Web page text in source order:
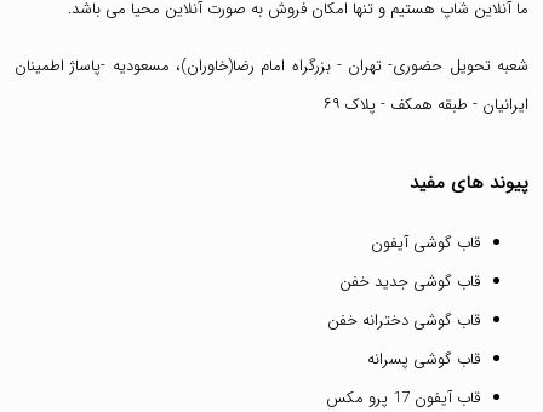
ما آنلاین شاپ هستیم و تنها امکان فروش به صورت آنلاین محیا می باشد.
شعبه تحویل حضوری- تهران - بزرگراه امام رضا(خاوران)، مسعودیه -پاساژ اطمینان
ایرانیان - طبقه همکف - پلاک ۶۹
پیوند های مفید
قاب گوشی آیفون
قاب گوشی جدید خفن
قاب گوشی دخترانه خفن
قاب گوشی پسرانه
قاب آیفون 17 پرو مکس